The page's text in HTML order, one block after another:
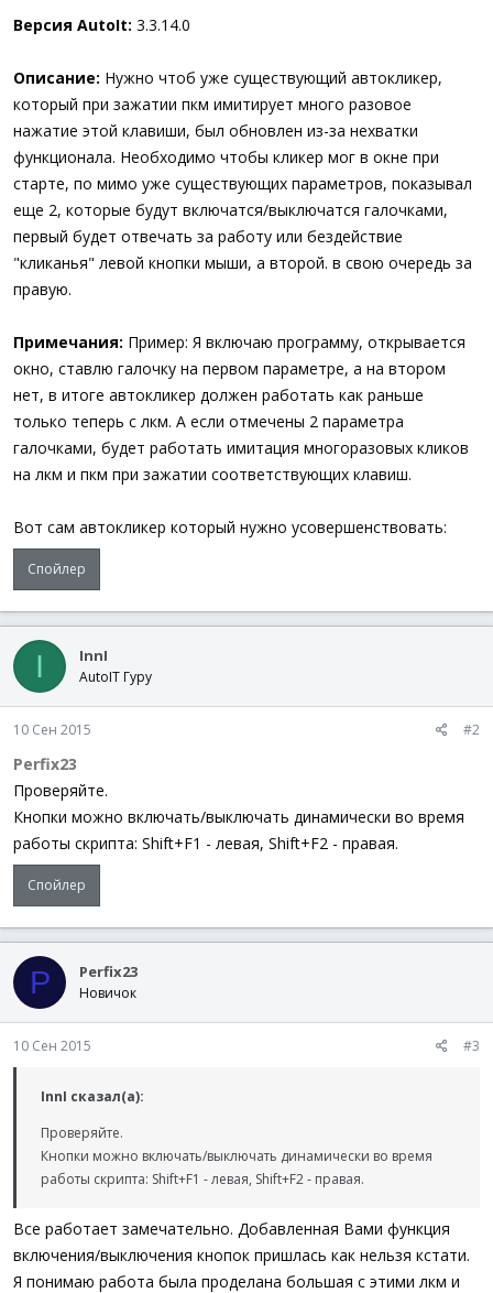
Версия AutoIt: 3.3.14.0
Описание: Нужно чтоб уже существующий автокликер,
который при зажатии пкм имитирует много разовое
нажатие этой клавиши, был обновлен из-за нехватки
функционала. Необходимо чтобы кликер мог в окне при
старте, по мимо уже существующих параметров, показывал
еще 2, которые будут включатся/выключатся галочками,
первый будет отвечать за работу или бездействие
"кликанья" левой кнопки мыши, а второй. в свою очередь за
правую.
Примечания: Пример: Я включаю программу, открывается
окно, ставлю галочку на первом параметре, а на втором
нет, в итоге автокликер должен работать как раньше
только теперь с лкм. А если отмечены 2 параметра
галочками, будет работать имитация многоразовых кликов
на лкм и пкм при зажатии соответствующих клавиш.
Вот сам автокликер который нужно усовершенствовать:
Спойлер
I InnI
AutoIT Гуру
10 Сен 2015 #2
Perfix23
Проверяйте.
Кнопки можно включать/выключать динамически во время
работы скрипта: Shift+F1 - левая, Shift+F2 - правая.
Спойлер
P Perfix23
Новичок
10 Сен 2015 #3
InnI сказал(а):
Проверяйте.
Кнопки можно включать/выключать динамически во время
работы скрипта: Shift+F1 - левая, Shift+F2 - правая.
Все работает замечательно. Добавленная Вами функция
включения/выключения кнопок пришлась как нельзя кстати.
Я понимаю работа была проделана большая с этими лкм и